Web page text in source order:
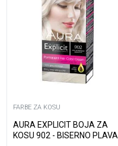
FARBE ZA KOSU
AURA EXPLICIT BOJA ZA
KOSU 902 - BISERNO PLAVA